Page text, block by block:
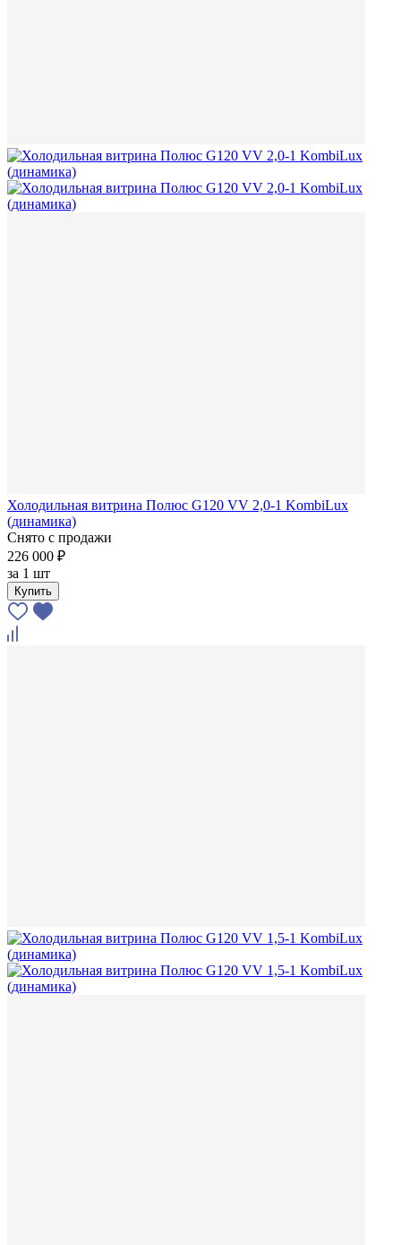
Холодильная витрина Полюс G120 VV 2,0-1 KombiLux
(динамика)
Снято с продажи
226 000 ₽
за 1 шт
Купить